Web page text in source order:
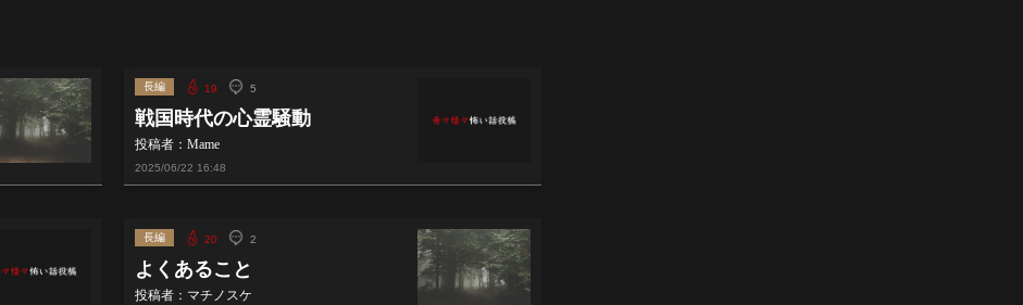
長編 19 5
戦国時代の心霊騒動
投稿者：Mame
2025/06/22 16:48
長編 20 2
よくあること
投稿者：マチノスケ